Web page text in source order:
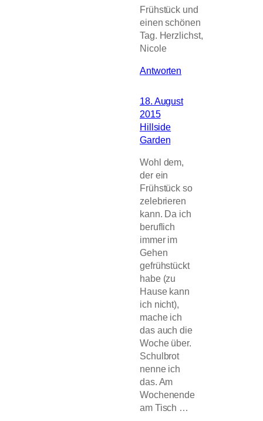
Frühstück und
einen schönen
Tag. Herzlichst,
Nicole
Antworten
18. August
2015
Hillside
Garden
Wohl dem,
der ein
Frühstück so
zelebrieren
kann. Da ich
beruflich
immer im
Gehen
gefrühstückt
habe (zu
Hause kann
ich nicht),
mache ich
das auch die
Woche über.
Schulbrot
nenne ich
das. Am
Wochenende
am Tisch …